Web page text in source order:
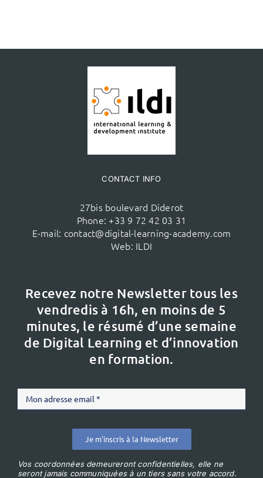
CONTACT INFO
27bis boulevard Diderot
Phone: +33 9 72 42 03 31
E-mail: contact@digital-learning-academy.com
Web: ILDI
Recevez notre Newsletter tous les
vendredis à 16h, en moins de 5
minutes, le résumé d’une semaine
de Digital Learning et d’innovation
en formation.
Je m'inscris à la Newsletter
Vos coordonnées demeureront confidentielles, elle ne
seront jamais communiquées à un tiers sans votre accord.